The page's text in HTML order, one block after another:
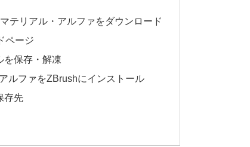
テリアル・アルファをダウンロード
ページ
を保存・解凍
ルファをZBrushにインストール
存先